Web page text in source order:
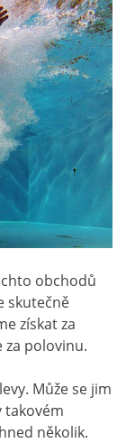
obchodů
skutečně
získat za
polovinu.
Může se jim
takovém
několik.